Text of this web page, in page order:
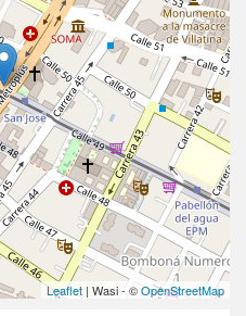
Leaflet | Wasi - ©OpenStreetMap